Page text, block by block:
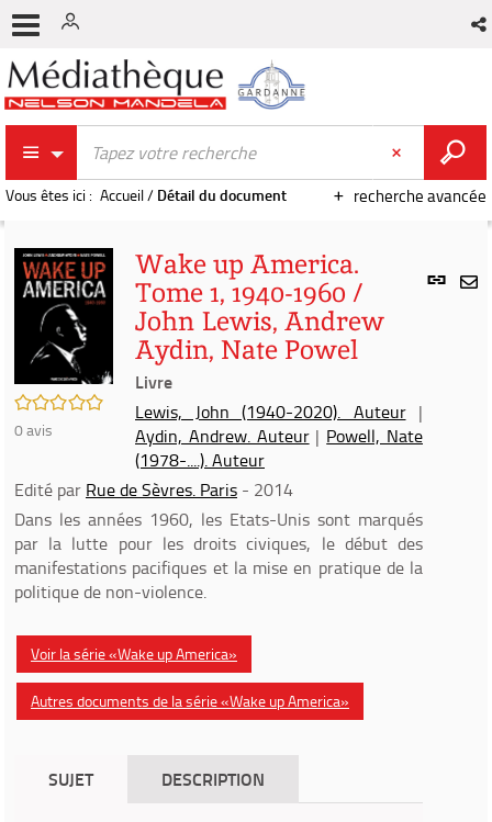
recherche avancée
Vous êtes ici : Accueil/ Détail du document
Lien
/5
0avis
Wake up America.
Tome 1, 1940-1960 /
John Lewis, Andrew
Aydin, Nate Powel
Livre
Lewis, John (1940-2020). Auteur|
Aydin, Andrew. Auteur| Powell, Nate
(1978-....). Auteur
Edité par Rue de Sèvres. Paris - 2014
Dans les années 1960, les Etats-Unis sont marqués
par la lutte pour les droits civiques, le début des
manifestations pacifiques et la mise en pratique de la
politique de non-violence.
Voir la série «Wake up America»
Autres documents de la série «Wake up America»
SUJET DESCRIPTION